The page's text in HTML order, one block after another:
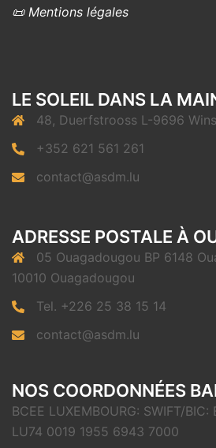
📜 Mentions légales
LE SOLEIL DANS LA
48, Duerfstrooss L-9696
+352 621 561 261
contact@asdm.lu
ADRESSE POSTALE À
05 Ouagadougou BP 6148
10010 Ouagadougou
Tel. +226 25 38 15 14
contact@asdm.lu
NOS COORDONNÉES
BCEE LUXEMBOURG: SWIFT/BIC:
LU74 0019 1955 6943 7000